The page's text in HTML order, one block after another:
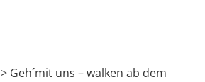
> Geh´mit uns – walken ab dem